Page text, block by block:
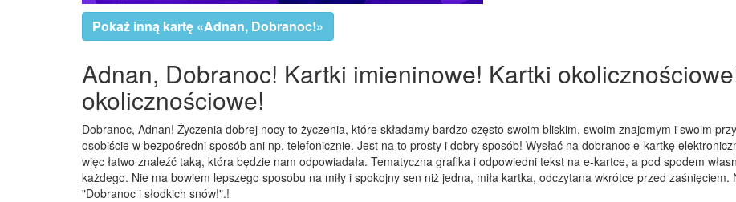
Pokaż inną kartę «Adnan, Dobranoc!»
Adnan, Dobranoc! Kartki imieninowe! Kartki
okolicznościowe!
Dobranoc, Adnan! Życzenia dobrej nocy to życzenia, które składamy bardzo często swoim bliskim, swoim znajomym i swoim
osobiście w bezpośredni sposób ani np. telefonicznie. Jest na to prosty i dobry sposób! Wysłać na dobranoc e-kartkę
więc łatwo znaleźć taką, która będzie nam odpowiadała. Tematyczna grafika i odpowiedni tekst na e-kartce, a pod spodem
każdego. Nie ma bowiem lepszego sposobu na miły i spokojny sen niż jedna, miła kartka, odczytana wkrótce przed
"Dobranoc i słodkich snów!".!